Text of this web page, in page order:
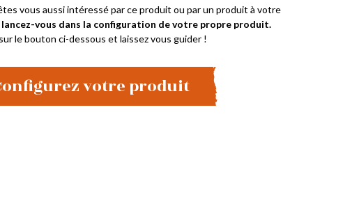
vous aussi intéressé par ce produit ou par un produit à votre
lancez-vous dans la configuration de votre propre produit.
le bouton ci-dessous et laissez vous guider !
votre produit